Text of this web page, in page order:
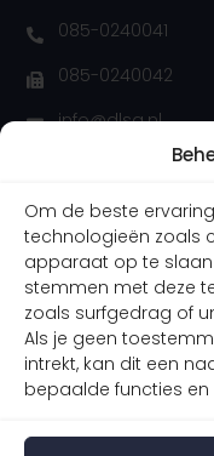
Om de beste
technologieën zoals
apparaat op te
stemmen met deze
zoals surfgedrag of
Als je geen
intrekt, kan dit een
bepaalde functies en
085-0240041
085-0240042
info@dlsa.nl
Wij nemen uw
Gaan voor een
Helpen cliënten
Wij komen bij u
© Copyright |